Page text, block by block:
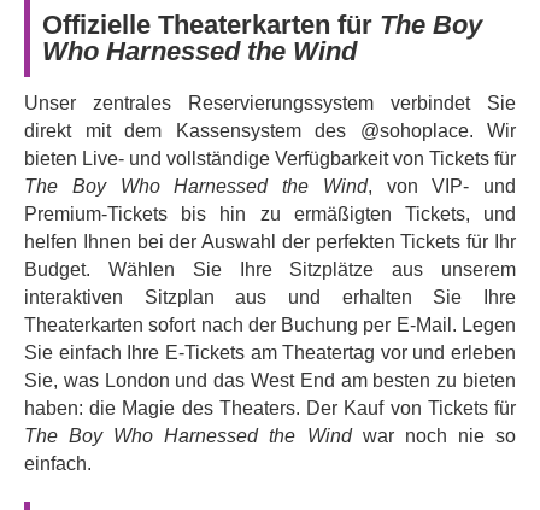
nun als Creative Associate für das Musical zurück. Nach
der Premiere bei der Royal Shakespeare Company in
Stratford-upon-Avon wird „Der Junge, der den Wind
einfing“
für zwölf Wochen im Soho Place Theatre
aufgeführt. Unter der Regie vonLynette Linton
(„Alterations “,„Shifters“ ,„Barcelona“), der ehemaligen
künstlerischen Leiterin des Bush Theatre, stammt das
Buch vonRichy Hughes („Superhero“ am Southwark
Playhouse), Musik und Liedtexte vonTim Sutton („
Restless Natives“
, „Die lustigen Weiber von Windsor“).
In den Hauptrollen sind
Alistair Nwachukwu („The Line
of Beauty“,„Shadow and Bone“) als William
Kamkwamba,Madeline Appiah,Tsemaye Bob-Egbe
und
Sifiso Mazibuko zu sehen.
Buchen Sie jetzt und erleben Sie ein hoffnungsvolles
Musical, das auf einer unglaublichen, wahren Geschichte
von Durchhaltevermögen und Entschlossenheit basiert.
Offizielle Theaterkarten für The Boy
Who Harnessed the Wind
Unser zentrales Reservierungssystem verbindet Sie
direkt mit dem Kassensystem des @sohoplace. Wir
bieten Live- und vollständige Verfügbarkeit von Tickets für
The Boy Who Harnessed the Wind, von VIP- und
Premium-Tickets bis hin zu ermäßigten Tickets, und
helfen Ihnen bei der Auswahl der perfekten Tickets für Ihr
Budget. Wählen Sie Ihre Sitzplätze aus unserem
interaktiven Sitzplan aus und erhalten Sie Ihre
Theaterkarten sofort nach der Buchung per E-Mail. Legen
Sie einfach Ihre E-Tickets am Theatertag vor und erleben
Sie, was London und das West End am besten zu bieten
haben: die Magie des Theaters. Der Kauf von Tickets für
The Boy Who Harnessed the Windwar noch nie so
einfach.